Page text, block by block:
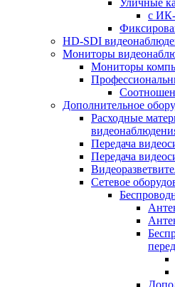
Уличные
с ИК-
HD-SDI
Мониторы
Мониторы
Дополнительное
Расходные
Передача
Передача
Сетевое